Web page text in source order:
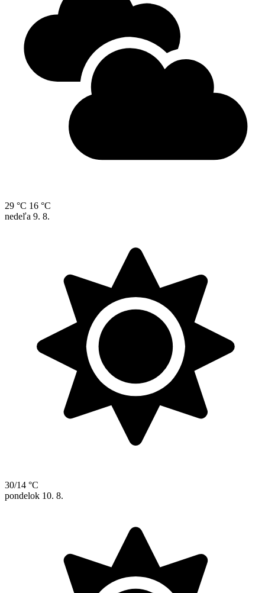
29 °C 16 °C
nedeľa 9. 8.
30/14 °C
pondelok 10. 8.